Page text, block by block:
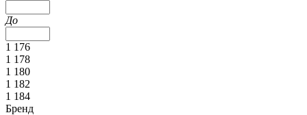
До
1 176
1 178
1 180
1 182
1 184
Бренд